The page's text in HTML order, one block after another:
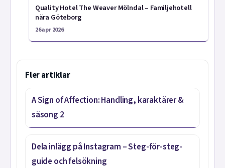
Quality Hotel The Weaver Mölndal – Familjehotell
nära Göteborg
26 apr 2026
Fler artiklar
A Sign of Affection: Handling, karaktärer &
säsong 2
Dela inlägg på Instagram – Steg-för-steg-
guide och felsökning